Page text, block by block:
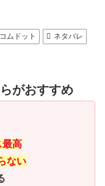
コムドット
ネタバレ
がおすすめ
最高
ない